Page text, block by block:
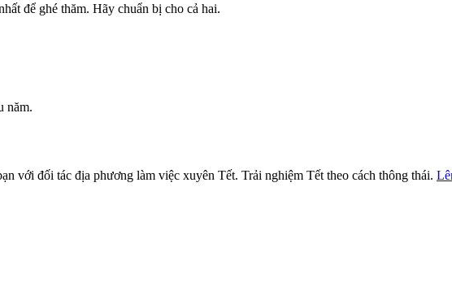
để ghé thăm. Hãy chuẩn bị cho cả hai.
năm.
với đối tác địa phương làm việc xuyên Tết. Trải nghiệm Tết theo cách thông thái.